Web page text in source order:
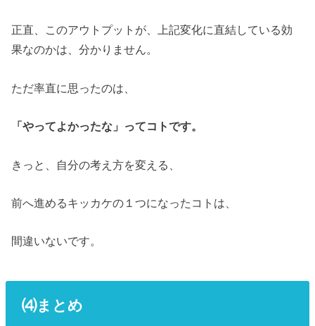
正直、このアウトプットが、上記変化に直結している効
果なのかは、分かりません。
ただ率直に思ったのは、
「やってよかったな」ってコトです。
きっと、自分の考え方を変える、
前へ進めるキッカケの１つになったコトは、
間違いないです。
⑷まとめ